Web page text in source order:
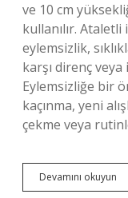
ve 10 cm
kullanılır.
eylemsizlik,
karşı direnç
Eylemsizliğe bir
kaçınma, yeni
çekme veya
Devamını okuyun